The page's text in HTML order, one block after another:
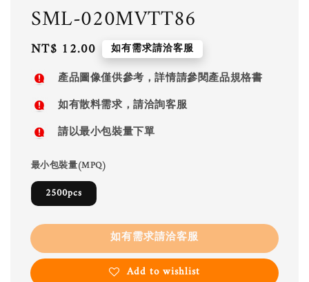
SML-020MVTT86
Regular
price
NT$ 12.00 如有需求請洽客服
產品圖像僅供參考，詳情請參閱產品規格書
如有散料需求，請洽詢客服
請以最小包裝量下單
最小包裝量(MPQ)
2500pcs
如有需求請洽客服
Add to wishlist